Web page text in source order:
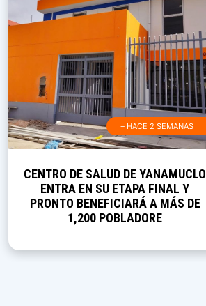
≡ HACE 2 SEMANAS
CENTRO DE SALUD DE YANAMUCLO
ENTRA EN SU ETAPA FINAL Y
PRONTO BENEFICIARÁ A MÁS DE
1,200 POBLADORE